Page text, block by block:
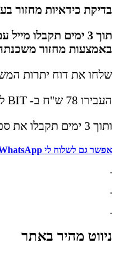
בדיקת כידאיות מחזור בעלות של
תוך 3 ימים תקבלו
באמצעות מחזור
שלחו את דוח יתרות
העבירו 78 ש"ח ב- BIT למספר 052-2948196
ותוך 3 ימים תקבלו את סכום החסכון שלכם!
אפשר גם לשלוח לי WhatsApp
.
.
.
ניווט מהיר באתר